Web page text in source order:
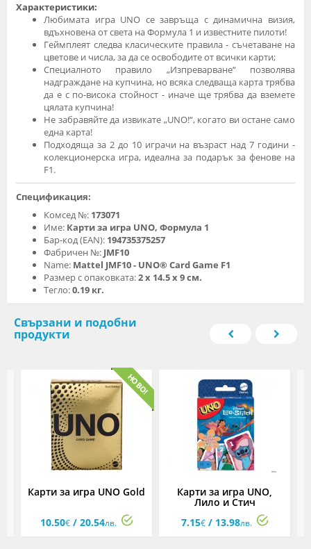
Характеристики:
Любимата игра UNO се завръща с динамична визия,
вдъхновена от света на Формула 1 и известните пилоти!
Геймплеят следва класическите правила - съчетаване на
цветове и числа, за да се освободите от всички карти;
Специалното правило „Изпреварване“ позволява
надграждане на купчина, но всяка следваща карта трябва
да е с по-висока стойност - иначе ще трябва да вземете
цялата купчина!
Не забравяйте да извикате „UNO!“, когато ви остане само
една карта!
Подходяща за 2 до 10 играчи на възраст над 7 години -
колекционерска игра, идеална за подарък за фенове на
F1.
Спецификация:
Комсед №: 173071
Име: Карти за игра UNO, Формула 1
Бар-код (EAN): 194735375257
Фабричен №: JMF10
Name: Mattel JMF10 - UNO® Card Game F1
Размер с опаковката:2 x 14.5 x 9 см.
Тегло:0.19 кг.
Свързани и подобни
продукти
Карти за игра UNO Gold
10.50€/ 20.54лв.
Карти за игра UNO,
Лило и Стич
7.15€/ 13.98лв.